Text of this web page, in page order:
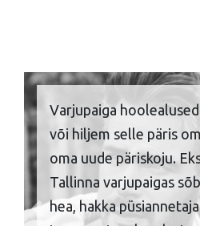
Varjupaiga
või hiljem selle päris
oma uude päriskoju.
Tallinna varjupaigas
hea, hakka
Previous